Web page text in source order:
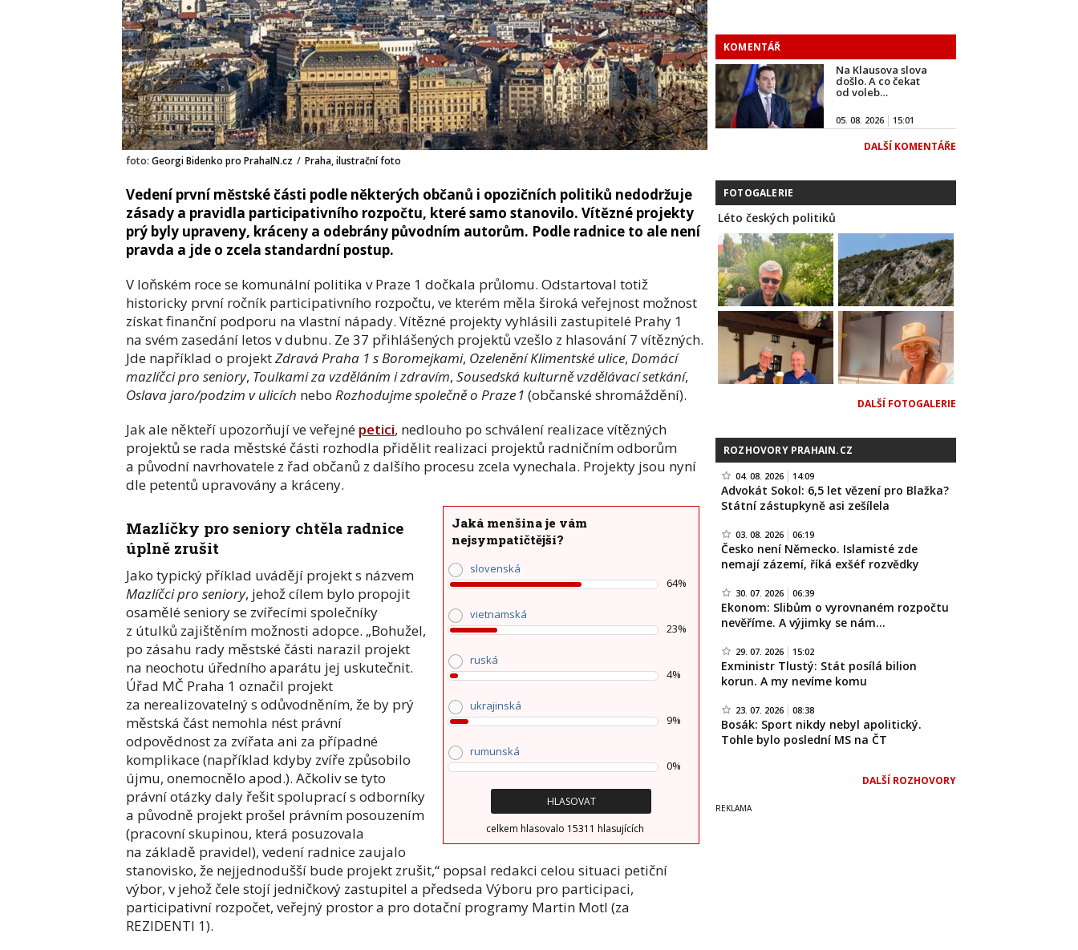
foto: Georgi Bidenko pro PrahaIN.cz / Praha, ilustrační foto
Vedení první městské části podle některých občanů i opozičních politiků nedodržuje
zásady a pravidla participativního rozpočtu, které samo stanovilo. Vítězné projekty
prý byly upraveny, kráceny a odebrány původním autorům. Podle radnice to ale není
pravda a jde o zcela standardní postup.
V loňském roce se komunální politika v Praze 1 dočkala průlomu. Odstartoval totiž
historicky první ročník participativního rozpočtu, ve kterém měla široká veřejnost možnost
získat finanční podporu na vlastní nápady. Vítězné projekty vyhlásili zastupitelé Prahy 1
na svém zasedání letos v dubnu. Ze 37 přihlášených projektů vzešlo z hlasování 7 vítězných.
Jde například o projektZdravá Praha 1 s Boromejkami, Ozelenění Klimentské ulice, Domácí
mazlíčci pro seniory, Toulkami za vzděláním i zdravím, Sousedská kulturně vzdělávací setkání,
Oslava jaro/podzim v ulicích nebo Rozhodujme společně o Praze 1 (občanské shromáždění).
Jak ale někteří upozorňují ve veřejné petici, nedlouho po schválení realizace vítězných
projektů se rada městské části rozhodla přidělit realizaci projektů radničním odborům
a původní navrhovatele z řad občanů z dalšího procesu zcela vynechala. Projekty jsou nyní
dle petentů upravovány a kráceny.
Jaká menšina je vám
nejsympatičtější?
slovenská
64%
vietnamská
23%
ruská
4%
ukrajinská
9%
rumunská
0%
celkem hlasovalo 15311 hlasujících
Mazlíčky pro seniory chtěla radnice
úplně zrušit
Jako typický příklad uvádějí projekt s názvem
Mazlíčci pro seniory, jehož cílem bylo propojit
osamělé seniory se zvířecími společníky
z útulků zajištěním možnosti adopce. „Bohužel,
po zásahu rady městské části narazil projekt
na neochotu úředního aparátu jej uskutečnit.
Úřad MČ Praha 1 označil projekt
za nerealizovatelný s odůvodněním, že by prý
městská část nemohla nést právní
odpovědnost za zvířata ani za případné
komplikace (například kdyby zvíře způsobilo
újmu, onemocnělo apod.). Ačkoliv se tyto
právní otázky daly řešit spoluprací s odborníky
a původně projekt prošel právním posouzením
(pracovní skupinou, která posuzovala
na základě pravidel), vedení radnice zaujalo
stanovisko, že nejjednodušší bude projekt zrušit,“ popsal redakci celou situaci petiční
výbor, v jehož čele stojí jedničkový zastupitel a předseda Výboru pro participaci,
participativní rozpočet, veřejný prostor a pro dotační programy Martin Motl (za
REZIDENTI 1).
KOMENTÁŘ
Na Klausova slova
došlo. A co čekat
od voleb…
05. 08. 2026 15:01
DALŠÍ KOMENTÁŘE
FOTOGALERIE
Léto českých politiků
DALŠÍ FOTOGALERIE
ROZHOVORY PRAHAIN.CZ
04. 08. 2026 14:09
Advokát Sokol: 6,5 let vězení pro Blažka?
Státní zástupkyně asi zešílela
03. 08. 2026 06:19
Česko není Německo. Islamisté zde
nemají zázemí, říká exšéf rozvědky
30. 07. 2026 06:39
Ekonom: Slibům o vyrovnaném rozpočtu
nevěříme. A výjimky se nám…
29. 07. 2026 15:02
Exministr Tlustý: Stát posílá bilion
korun. A my nevíme komu
23. 07. 2026 08:38
Bosák: Sport nikdy nebyl apolitický.
Tohle bylo poslední MS na ČT
DALŠÍ ROZHOVORY